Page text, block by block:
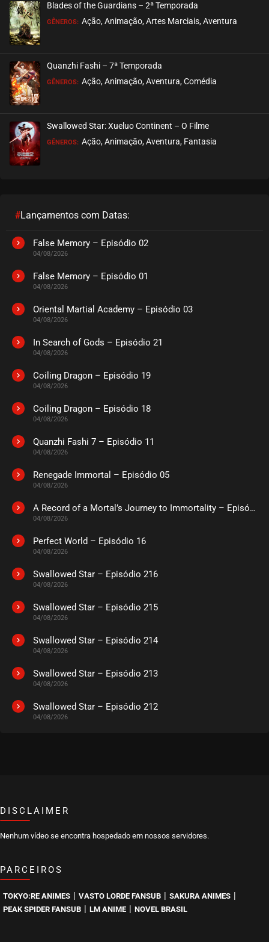
Blades of the Guardians – 2ª Temporada
GÊNEROS: Ação, Animação, Artes Marciais, Aventura
Quanzhi Fashi – 7ª Temporada
GÊNEROS: Ação, Animação, Aventura, Comédia
Swallowed Star: Xueluo Continent – O Filme
GÊNEROS: Ação, Animação, Aventura, Fantasia
#Lançamentos com Datas:
False Memory – Episódio 02
04/08/2026
False Memory – Episódio 01
04/08/2026
Oriental Martial Academy – Episódio 03
04/08/2026
In Search of Gods – Episódio 21
04/08/2026
Coiling Dragon – Episódio 19
04/08/2026
Coiling Dragon – Episódio 18
04/08/2026
Quanzhi Fashi 7 – Episódio 11
04/08/2026
Renegade Immortal – Episódio 05
04/08/2026
A Record of a Mortal’s Journey to Immortality – Episódio 73
04/08/2026
Perfect World – Episódio 16
04/08/2026
Swallowed Star – Episódio 216
04/08/2026
Swallowed Star – Episódio 215
04/08/2026
Swallowed Star – Episódio 214
04/08/2026
Swallowed Star – Episódio 213
04/08/2026
Swallowed Star – Episódio 212
04/08/2026
DISCLAIMER
Nenhum vídeo se encontra hospedado em nossos servidores.
PARCEIROS
TOKYO:RE ANIMES VASTO LORDE FANSUB SAKURA ANIMES
PEAK SPIDER FANSUB LM ANIME NOVEL BRASIL